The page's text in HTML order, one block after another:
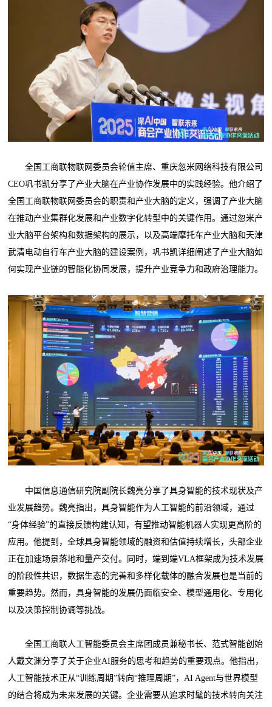
全国工商联物联网委员会轮值主席、重庆忽米网络科技有限公司
CEO巩书凯分享了产业大脑在产业协作发展中的实践经验。他介绍了
全国工商联物联网委员会的职责和产业大脑的定义，强调了产业大脑
在推动产业集群化发展和产业数字化转型中的关键作用。通过忽米产
业大脑平台架构和数据架构的展示，以及高端摩托车产业大脑和天津
武清电动自行车产业大脑的建设案例，巩书凯详细阐述了产业大脑如
何实现产业链的智能化协同发展，提升产业竞争力和政府治理能力。
中国信息通信研究院副院长魏亮分享了具身智能的技术现状及产
业发展趋势。魏亮指出，具身智能作为人工智能的前沿领域，通过
“身体经验”的直接反馈构建认知，有望推动智能机器人实现更高阶的
应用。他提到，全球具身智能领域的融资和估值持续增长，头部企业
正在加速场景落地和量产交付。同时，端到端VLA框架成为技术发展
的阶段性共识，数据生态的完善和多样化载体的融合发展也是当前的
重要趋势。然而，具身智能的发展仍面临安全、模型通用化、专用化
以及决策控制协调等挑战。
全国工商联人工智能委员会主席团成员兼秘书长、范式智能创始
人戴文渊分享了关于企业AI服务的思考和趋势的重要观点。他指出，
人工智能技术正从“训练周期”转向“推理周期”，AI Agent与世界模型
的结合将成为未来发展的关键。企业需要从追求时髦的技术转向关注